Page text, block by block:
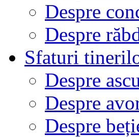
Despre
Despre
Sfaturi
Despre
Despre
Despre